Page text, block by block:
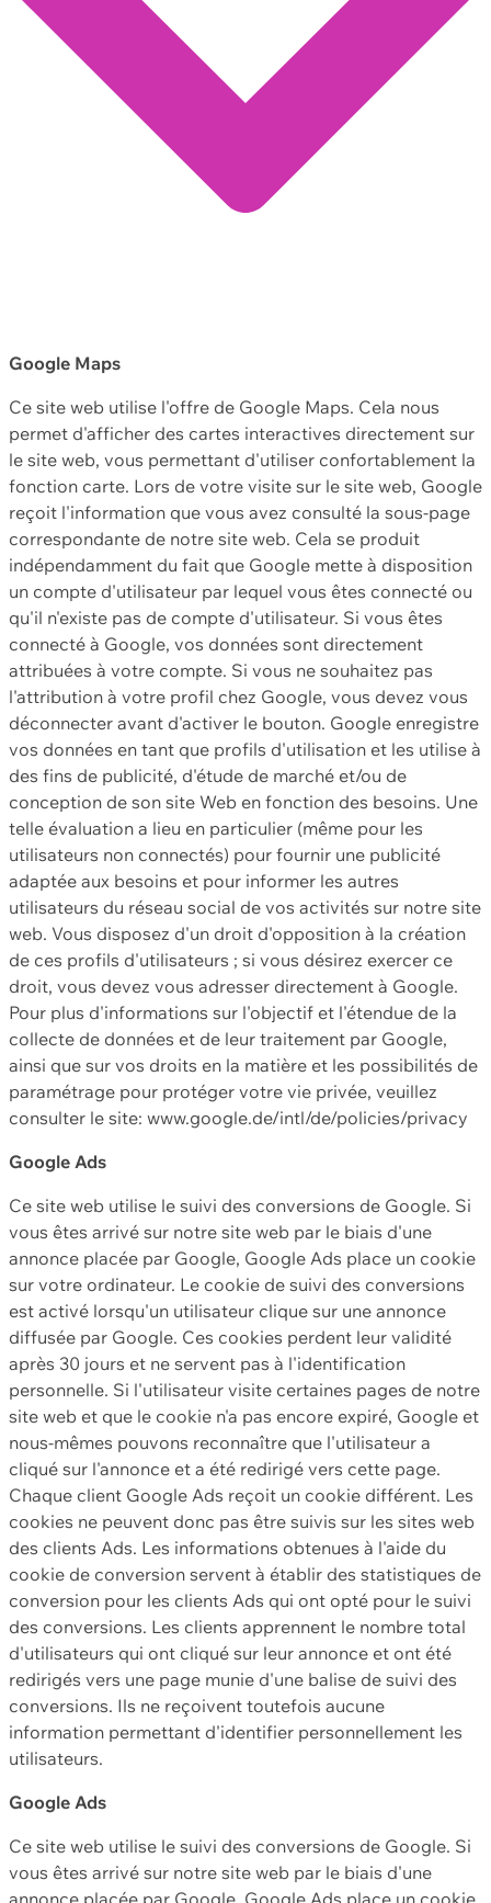
Google Maps
Ce site web utilise l'offre de Google Maps. Cela nous
permet d'afficher des cartes interactives directement sur
le site web, vous permettant d'utiliser confortablement la
fonction carte. Lors de votre visite sur le site web, Google
reçoit l'information que vous avez consulté la sous-page
correspondante de notre site web. Cela se produit
indépendamment du fait que Google mette à disposition
un compte d'utilisateur par lequel vous êtes connecté ou
qu'il n'existe pas de compte d'utilisateur. Si vous êtes
connecté à Google, vos données sont directement
attribuées à votre compte. Si vous ne souhaitez pas
l'attribution à votre profil chez Google, vous devez vous
déconnecter avant d'activer le bouton. Google enregistre
vos données en tant que profils d'utilisation et les utilise à
des fins de publicité, d'étude de marché et/ou de
conception de son site Web en fonction des besoins. Une
telle évaluation a lieu en particulier (même pour les
utilisateurs non connectés) pour fournir une publicité
adaptée aux besoins et pour informer les autres
utilisateurs du réseau social de vos activités sur notre site
web. Vous disposez d'un droit d'opposition à la création
de ces profils d'utilisateurs ; si vous désirez exercer ce
droit, vous devez vous adresser directement à Google.
Pour plus d'informations sur l'objectif et l'étendue de la
collecte de données et de leur traitement par Google,
ainsi que sur vos droits en la matière et les possibilités de
paramétrage pour protéger votre vie privée, veuillez
consulter le site: www.google.de/intl/de/policies/privacy
Google Ads
Ce site web utilise le suivi des conversions de Google. Si
vous êtes arrivé sur notre site web par le biais d'une
annonce placée par Google, Google Ads place un cookie
sur votre ordinateur. Le cookie de suivi des conversions
est activé lorsqu'un utilisateur clique sur une annonce
diffusée par Google. Ces cookies perdent leur validité
après 30 jours et ne servent pas à l'identification
personnelle. Si l'utilisateur visite certaines pages de notre
site web et que le cookie n'a pas encore expiré, Google et
nous-mêmes pouvons reconnaître que l'utilisateur a
cliqué sur l'annonce et a été redirigé vers cette page.
Chaque client Google Ads reçoit un cookie différent. Les
cookies ne peuvent donc pas être suivis sur les sites web
des clients Ads. Les informations obtenues à l'aide du
cookie de conversion servent à établir des statistiques de
conversion pour les clients Ads qui ont opté pour le suivi
des conversions. Les clients apprennent le nombre total
d'utilisateurs qui ont cliqué sur leur annonce et ont été
redirigés vers une page munie d'une balise de suivi des
conversions. Ils ne reçoivent toutefois aucune
information permettant d'identifier personnellement les
utilisateurs.
Google Ads
Ce site web utilise le suivi des conversions de Google. Si
vous êtes arrivé sur notre site web par le biais d'une